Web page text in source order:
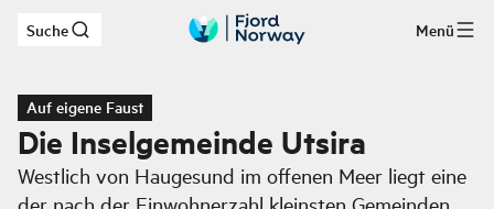
Zum Hauptinhalt
Suche Menü
Auf eigene Faust
Die Inselgemeinde Utsira
Westlich von Haugesund im offenen Meer liegt eine